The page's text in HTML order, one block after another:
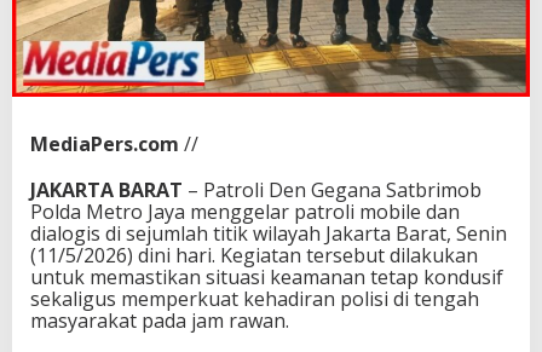
MediaPers.com //
JAKARTA BARAT – Patroli Den Gegana Satbrimob
Polda Metro Jaya menggelar patroli mobile dan
dialogis di sejumlah titik wilayah Jakarta Barat, Senin
(11/5/2026) dini hari. Kegiatan tersebut dilakukan
untuk memastikan situasi keamanan tetap kondusif
sekaligus memperkuat kehadiran polisi di tengah
masyarakat pada jam rawan.